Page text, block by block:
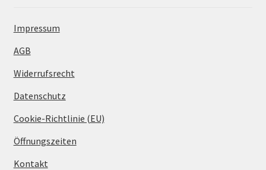
Impressum
AGB
Widerrufsrecht
Datenschutz
Cookie-Richtlinie (EU)
Öffnungszeiten
Kontakt